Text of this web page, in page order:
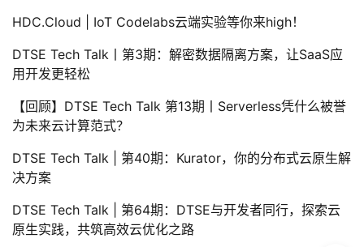
HDC.Cloud | IoT Codelabs云端实验等你来high！
​DTSE Tech Talk丨第3期：解密数据隔离方案，让SaaS应
用开发更轻松
【回顾】DTSE Tech Talk 第13期丨Serverless凭什么被誉
为未来云计算范式？
DTSE Tech Talk | 第40期：Kurator，你的分布式云原生解
决方案
DTSE Tech Talk | 第64期：DTSE与开发者同行，探索云
原生实践，共筑高效云优化之路